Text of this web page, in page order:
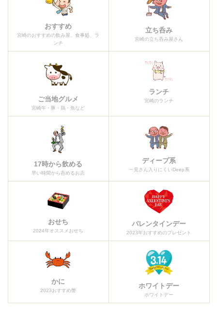
おすすめ
宮崎のおすすめの飲み屋、食事処、ラ
ンチ
立ち呑み
宮崎の立ち呑み屋さん
ご当地グルメ
宮崎牛・豚・鶏・魚など
ランチ
宮崎のランチ
17時から飲める
早い時間から呑めるお店
ディープ系
一見さん入りにくいDeep系
おせち
2024年オススメおせち
バレンタインデー
2023年おすすめのプレゼント
かに
2023おすすめ蟹
ホワイトデー
ホワイトデー